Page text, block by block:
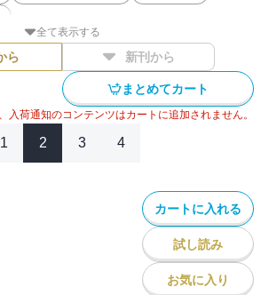
全て表示する
ら 新刊から
まとめてカート
入荷通知のコンテンツはカートに追加されません。
1 2 3 4
カートに入れる
試し読み
お気に入り